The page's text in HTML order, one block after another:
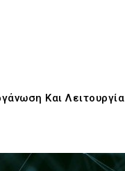
Και Λειτουργία